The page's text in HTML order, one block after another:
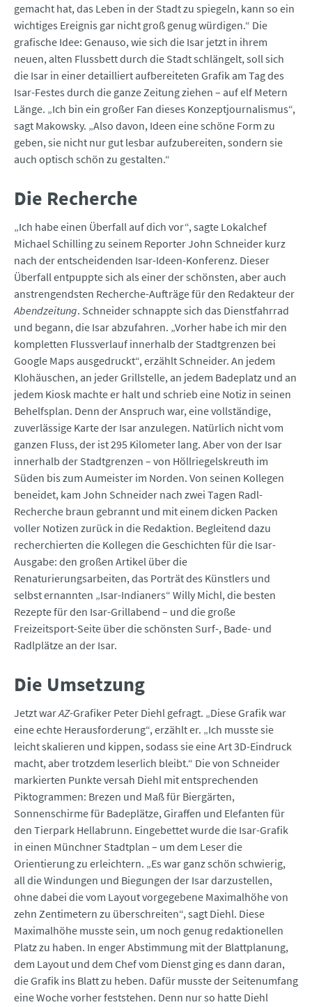
gemacht hat, das Leben in der Stadt zu spiegeln, kann so ein
wichtiges Ereignis gar nicht groß genug würdigen.“ Die
grafische Idee: Genauso, wie sich die Isar jetzt in ihrem
neuen, alten Flussbett durch die Stadt schlängelt, soll sich
die Isar in einer detailliert aufbereiteten Grafik am Tag des
Isar-Festes durch die ganze Zeitung ziehen – auf elf Metern
Länge. „Ich bin ein großer Fan dieses Konzeptjournalismus“,
sagt Makowsky. „Also davon, Ideen eine schöne Form zu
geben, sie nicht nur gut lesbar aufzubereiten, sondern sie
auch optisch schön zu gestalten.“
Die Recherche
„Ich habe einen Überfall auf dich vor“, sagte Lokalchef
Michael Schilling zu seinem Reporter John Schneider kurz
nach der entscheidenden Isar-Ideen-Konferenz. Dieser
Überfall entpuppte sich als einer der schönsten, aber auch
anstrengendsten Recherche-Aufträge für den Redakteur der
Abendzeitung. Schneider schnappte sich das Dienstfahrrad
und begann, die Isar abzufahren. „Vorher habe ich mir den
kompletten Flussverlauf innerhalb der Stadtgrenzen bei
Google Maps ausgedruckt“, erzählt Schneider. An jedem
Klohäuschen, an jeder Grillstelle, an jedem Badeplatz und an
jedem Kiosk machte er halt und schrieb eine Notiz in seinen
Behelfsplan. Denn der Anspruch war, eine vollständige,
zuverlässige Karte der Isar anzulegen. Natürlich nicht vom
ganzen Fluss, der ist 295 Kilometer lang. Aber von der Isar
innerhalb der Stadtgrenzen – von Höllriegelskreuth im
Süden bis zum Aumeister im Norden. Von seinen Kollegen
beneidet, kam John Schneider nach zwei Tagen Radl-
Recherche braun gebrannt und mit einem dicken Packen
voller Notizen zurück in die Redaktion. Begleitend dazu
recherchierten die Kollegen die Geschichten für die Isar-
Ausgabe: den großen Artikel über die
Renaturierungsarbeiten, das Porträt des Künstlers und
selbst ernannten „Isar-Indianers“ Willy Michl, die bes­ten
Rezepte für den Isar-Grillabend – und die große
Freizeitsport-Seite über die schönsten Surf-, Bade- und
Radlplätze an der Isar.
Die Umsetzung
Jetzt warAZ-Grafiker Peter Diehl gefragt. „Diese Grafik war
eine echte Herausforderung“, erzählt er. „Ich musste sie
leicht skalieren und kippen, sodass sie eine Art 3D-Eindruck
macht, aber trotzdem leserlich bleibt.“ Die von Schneider
markierten Punkte versah Diehl mit entsprechenden
Piktogrammen: Brezen und Maß für Biergärten,
Sonnenschirme für Badeplätze, Giraffen und Elefanten für
den Tierpark Hellabrunn. Eingebettet wurde die Isar-Grafik
in einen Münchner Stadtplan – um dem Leser die
Orientierung zu erleichtern. „Es war ganz schön schwierig,
all die Windungen und Biegungen der Isar darzustellen,
ohne dabei die vom Layout vorgegebene Maximalhöhe von
zehn Zentimetern zu überschreiten“, sagt Diehl. Diese
Maximalhöhe musste sein, um noch genug redaktionellen
Platz zu haben. In enger Abstimmung mit der Blattplanung,
dem Layout und dem Chef vom Dienst ging es dann daran,
die Grafik ins Blatt zu heben. Dafür musste der Seitenumfang
eine Woche vorher feststehen. Denn nur so hatte Diehl